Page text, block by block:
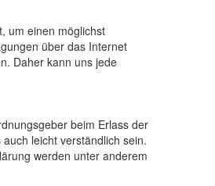
um einen möglichst
über das Internet
Daher kann uns jede
beim Erlass der
leicht verständlich sein.
werden unter anderem